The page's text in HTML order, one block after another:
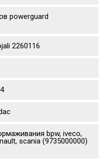
powerguard
2260116
bpw, iveco,
scania (9735000000)